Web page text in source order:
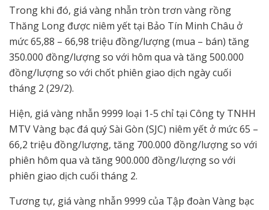
Trong khi đó, giá vàng nhẫn tròn trơn vàng rồng
Thăng Long được niêm yết tại Bảo Tín Minh Châu ở
mức 65,88 – 66,98 triệu đồng/lượng (mua – bán) tăng
350.000 đồng/lượng so với hôm qua và tăng 500.000
đồng/lượng so với chốt phiên giao dịch ngày cuối
tháng 2 (29/2).
Hiện, giá vàng nhẫn 9999 loại 1-5 chỉ tại Công ty TNHH
MTV Vàng bạc đá quý Sài Gòn (SJC) niêm yết ở mức 65 –
66,2 triệu đồng/lượng, tăng 700.000 đồng/lượng so với
phiên hôm qua và tăng 900.000 đồng/lượng so với
phiên giao dịch cuối tháng 2.
Tương tự, giá vàng nhẫn 9999 của Tập đoàn Vàng bạc